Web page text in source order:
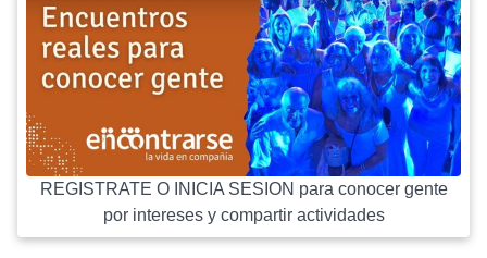
REGISTRATE O INICIA SESION para conocer gente
por intereses y compartir actividades